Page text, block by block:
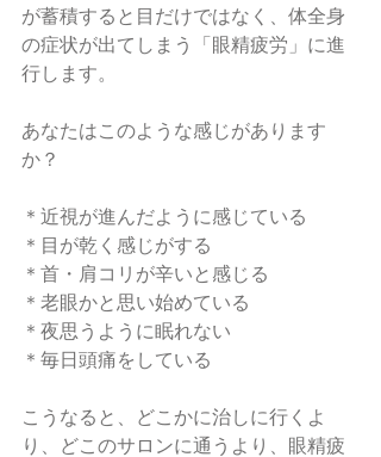
が蓄積すると目だけではなく、体全身
の症状が出てしまう「眼精疲労」に進
行します。
あなたはこのような感じがあります
か？
＊近視が進んだように感じている
＊目が乾く感じがする
＊首・肩コリが辛いと感じる
＊老眼かと思い始めている
＊夜思うように眠れない
＊毎日頭痛をしている
こうなると、どこかに治しに行くよ
り、どこのサロンに通うより、眼精疲